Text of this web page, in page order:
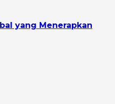
yang Menerapkan